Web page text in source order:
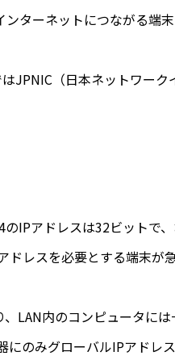
ターネットにつながる端
（日本ネットワーク
IPアドレスは32ビットで
レスを必要とする端末が
LAN内のコンピュータに
のみグローバルIPアドレ